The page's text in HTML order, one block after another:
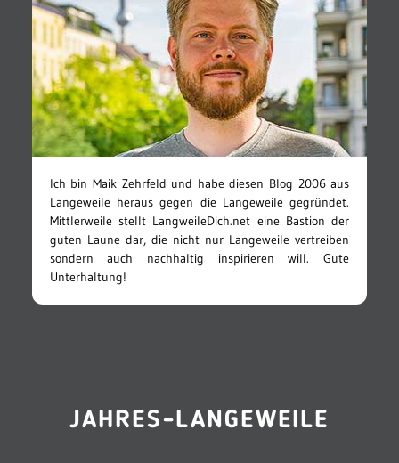
Ich bin Maik Zehrfeld und habe diesen Blog 2006 aus
Langeweile heraus gegen die Langeweile gegründet.
Mittlerweile stellt LangweileDich.net eine Bastion der
guten Laune dar, die nicht nur Langeweile vertreiben
sondern auch nachhaltig inspirieren will. Gute
Unterhaltung!
JAHRES-LANGEWEILE